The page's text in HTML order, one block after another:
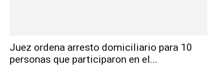
Juez ordena arresto domiciliario para 10
personas que participaron en el...